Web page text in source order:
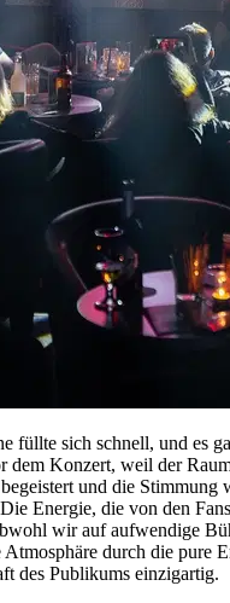
füllte sich schnell, und es
dem Konzert, weil der
und die Stimmung
Energie, die von den
wir auf aufwendige
Atmosphäre durch die pure
des Publikums einzigartig.